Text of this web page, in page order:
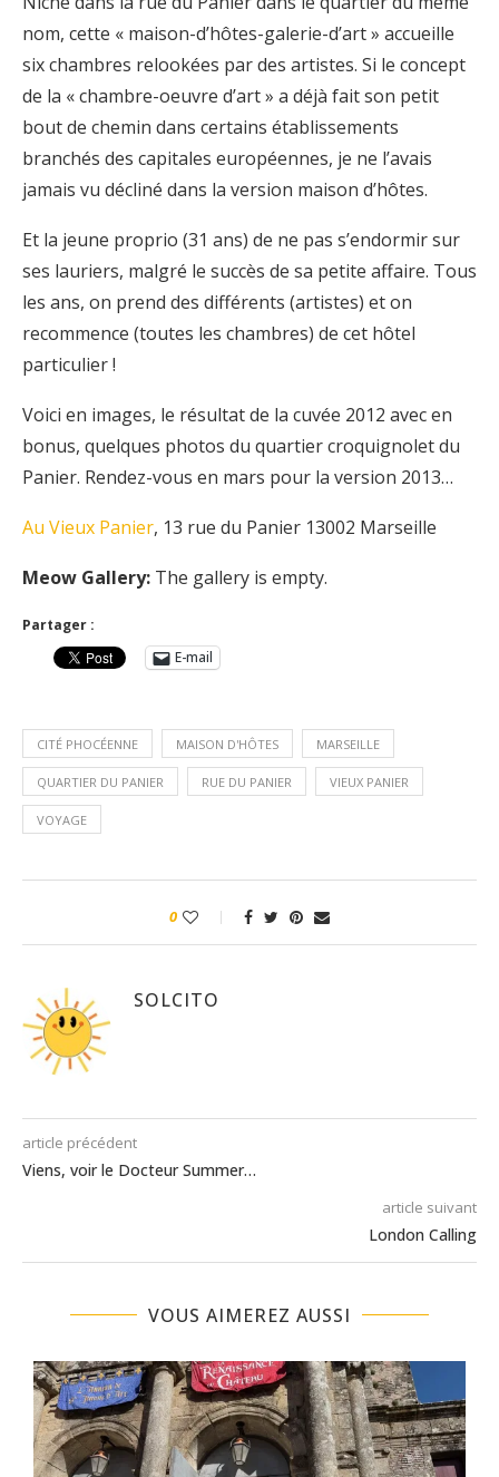
nom, cette « maison-d’hôtes-galerie-d’art » accueille
six chambres relookées par des artistes. Si le concept
de la « chambre-oeuvre d’art » a déjà fait son petit
bout de chemin dans certains établissements
branchés des capitales européennes, je ne l’avais
jamais vu décliné dans la version maison d’hôtes.
Et la jeune proprio (31 ans) de ne pas s’endormir sur
ses lauriers, malgré le succès de sa petite affaire. Tous
les ans, on prend des différents (artistes) et on
recommence (toutes les chambres) de cet hôtel
particulier !
Voici en images, le résultat de la cuvée 2012 avec en
bonus, quelques photos du quartier croquignolet du
Panier. Rendez-vous en mars pour la version 2013…
Au Vieux Panier, 13 rue du Panier 13002 Marseille
Meow Gallery: The gallery is empty.
Partager :
E-mail
CITÉ PHOCÉENNE MAISON D'HÔTES MARSEILLE
QUARTIER DU PANIER RUE DU PANIER VIEUX PANIER
VOYAGE
0
SOLCITO
article précédent
Viens, voir le Docteur Summer…
article suivant
London Calling
VOUS AIMEREZ AUSSI